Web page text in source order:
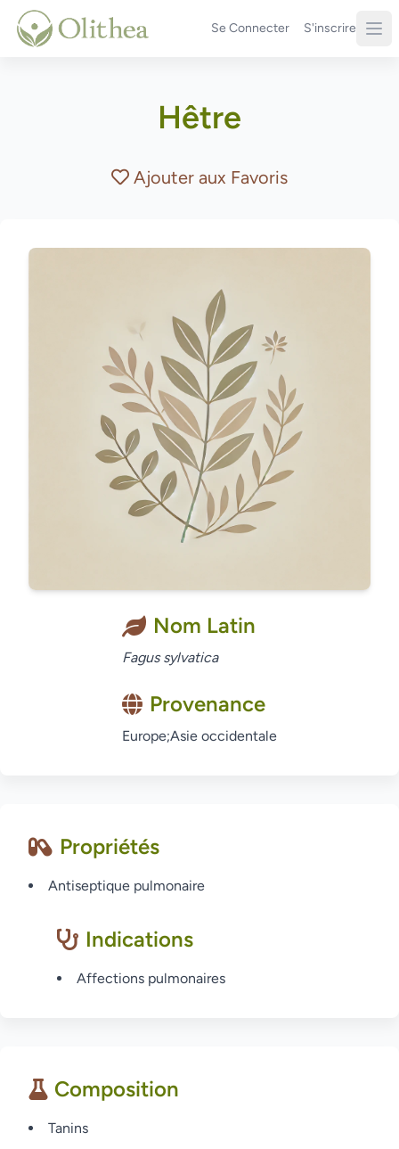
Se Connecter S'inscrire
Hêtre
Ajouter aux Favoris
Nom Latin
Fagus sylvatica
Provenance
Europe;Asie occidentale
Propriétés
Antiseptique pulmonaire
Indications
Affections pulmonaires
Composition
Tanins